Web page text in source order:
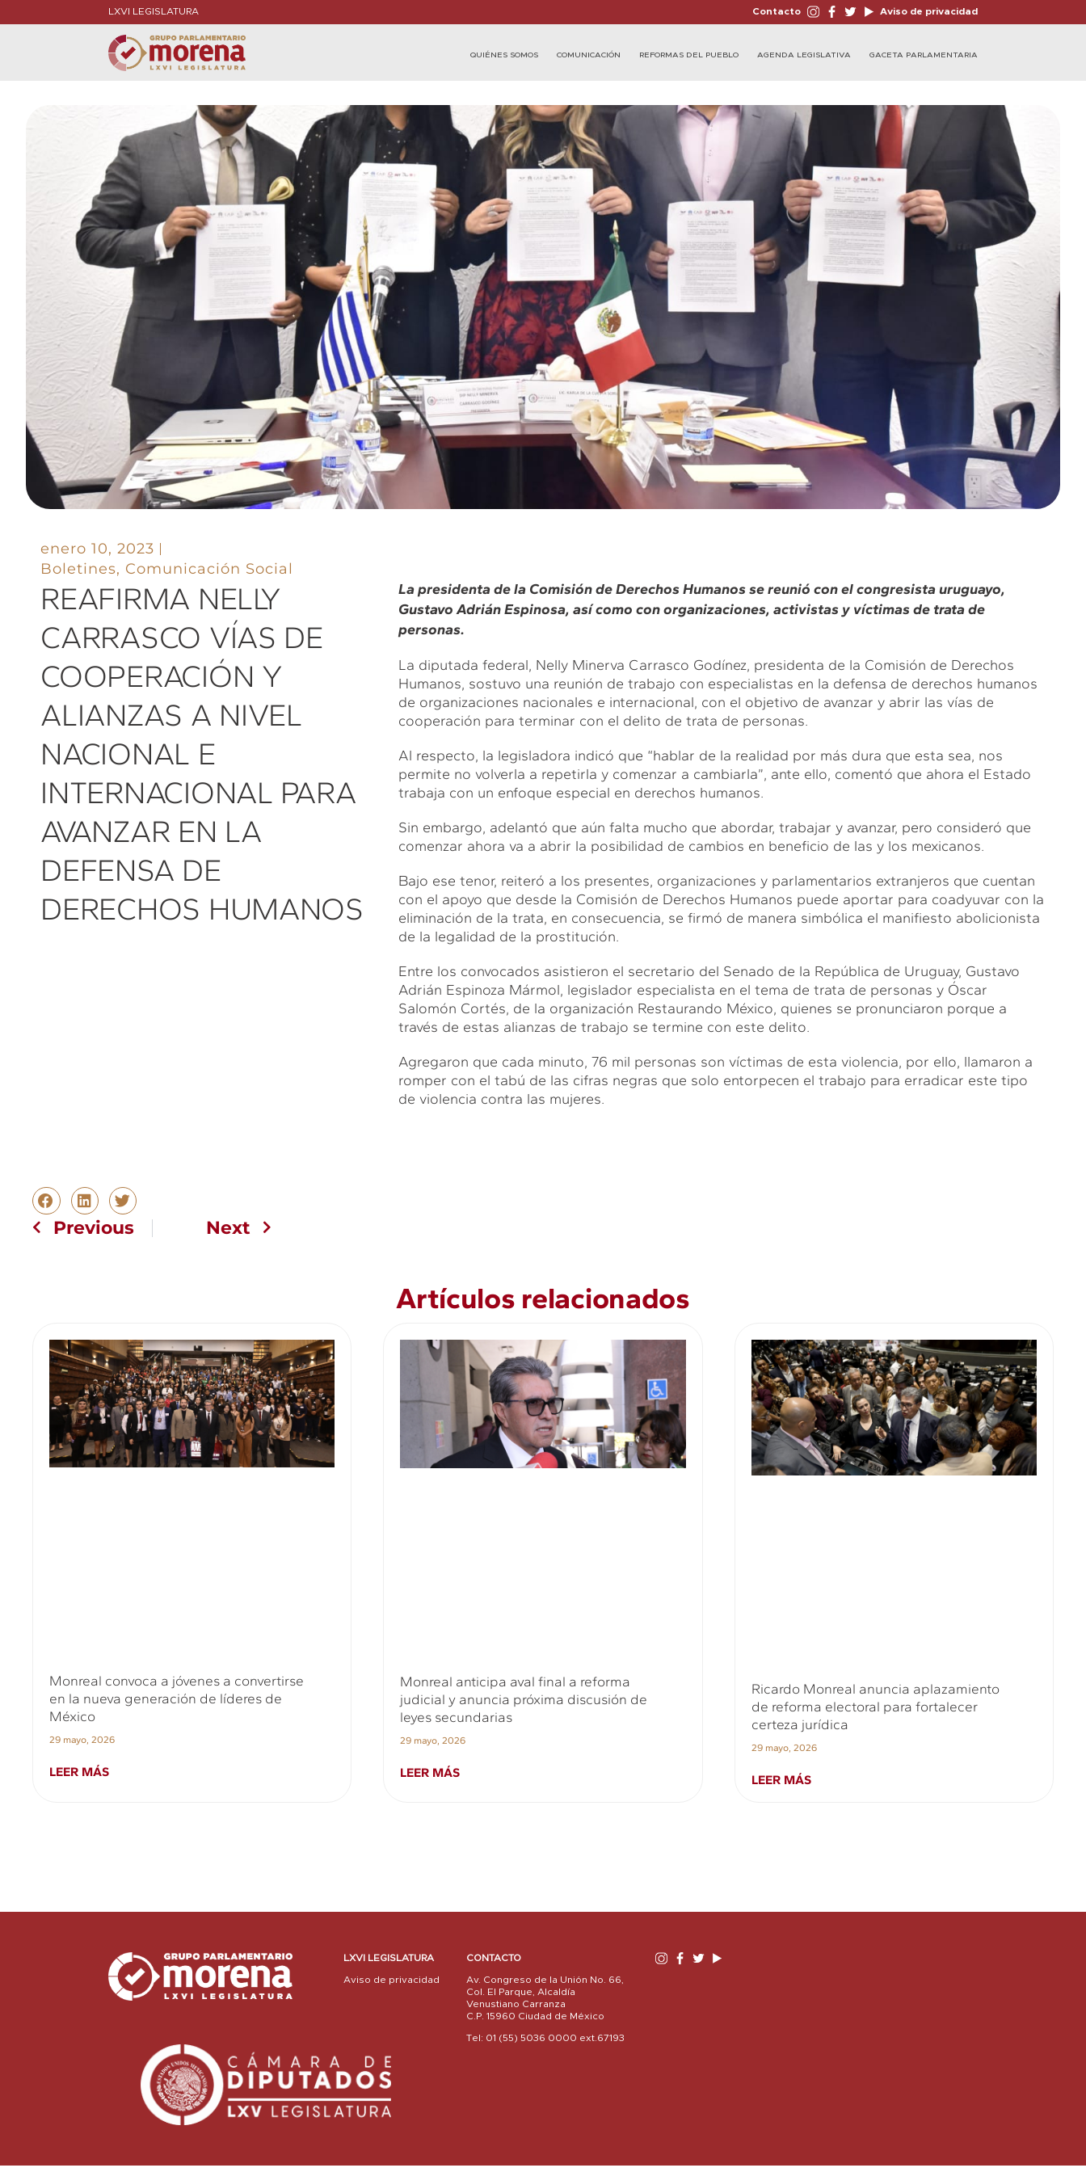
LXVI LEGISLATURA Contacto Aviso de privacidad
QUIÉNES SOMOS COMUNICACIÓN REFORMAS DEL PUEBLO AGENDA LEGISLATIVA GACETA PARLAMENTARIA
enero 10, 2023
Boletines, Comunicación Social
REAFIRMA NELLY
CARRASCO VÍAS DE
COOPERACIÓN Y
ALIANZAS A NIVEL
NACIONAL E
INTERNACIONAL PARA
AVANZAR EN LA
DEFENSA DE
DERECHOS HUMANOS
La presidenta de la Comisión de Derechos Humanos se reunió con el congresista uruguayo,
Gustavo Adrián Espinosa, así como con organizaciones, activistas y víctimas de trata de
personas.
La diputada federal, Nelly Minerva Carrasco Godínez, presidenta de la Comisión de Derechos
Humanos, sostuvo una reunión de trabajo con especialistas en la defensa de derechos humanos
de organizaciones nacionales e internacional, con el objetivo de avanzar y abrir las vías de
cooperación para terminar con el delito de trata de personas.
Al respecto, la legisladora indicó que “hablar de la realidad por más dura que esta sea, nos
permite no volverla a repetirla y comenzar a cambiarla”, ante ello, comentó que ahora el Estado
trabaja con un enfoque especial en derechos humanos.
Sin embargo, adelantó que aún falta mucho que abordar, trabajar y avanzar, pero consideró que
comenzar ahora va a abrir la posibilidad de cambios en beneficio de las y los mexicanos.
Bajo ese tenor, reiteró a los presentes, organizaciones y parlamentarios extranjeros que cuentan
con el apoyo que desde la Comisión de Derechos Humanos puede aportar para coadyuvar con la
eliminación de la trata, en consecuencia, se firmó de manera simbólica el manifiesto abolicionista
de la legalidad de la prostitución.
Entre los convocados asistieron el secretario del Senado de la República de Uruguay, Gustavo
Adrián Espinoza Mármol, legislador especialista en el tema de trata de personas y Óscar
Salomón Cortés, de la organización Restaurando México, quienes se pronunciaron porque a
través de estas alianzas de trabajo se termine con este delito.
Agregaron que cada minuto, 76 mil personas son víctimas de esta violencia, por ello, llamaron a
romper con el tabú de las cifras negras que solo entorpecen el trabajo para erradicar este tipo
de violencia contra las mujeres.
Previous Next
Artículos relacionados
Monreal convoca a jóvenes a convertirse
en la nueva generación de líderes de
México
29 mayo, 2026
LEER MÁS
Monreal anticipa aval final a reforma
judicial y anuncia próxima discusión de
leyes secundarias
29 mayo, 2026
LEER MÁS
Ricardo Monreal anuncia aplazamiento
de reforma electoral para fortalecer
certeza jurídica
29 mayo, 2026
LEER MÁS
LXVI LEGISLATURA
Aviso de privacidad
CONTACTO
Av. Congreso de la Unión No. 66,
Col. El Parque, Alcaldía
Venustiano Carranza
C.P. 15960 Ciudad de México
Tel: 01 (55) 5036 0000 ext.67193